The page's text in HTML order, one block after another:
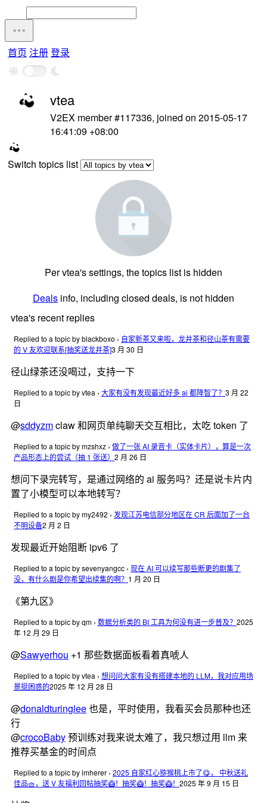
首页 注册登录
vtea
V2EX member #117336, joined on 2015-05-17
16:41:09 +08:00
Switch topics list
Per vtea's settings, the topics list is hidden
Deals info, including closed deals, is not hidden
vtea's recent replies
Replied to a topic by blackboxo › 自家新茶又来啦，龙井茶和径山茶有需要
的 V 友欢迎联系[抽奖送龙井茶]3 月 30 日
径山绿茶还没喝过，支持一下
Replied to a topic by vtea › 大家有没有发现最近好多 ai 都降智了？ 3 月 22
日
@sddyzmclaw 和网页单纯聊天交互相比，太吃 token 了
Replied to a topic by mzshxz › 做了一张 AI 录音卡（实体卡片），算是一次
产品形态上的尝试（抽 1 张送） 2 月 26 日
想问下录完转写，是通过网络的 ai 服务吗？还是说卡片内
置了小模型可以本地转写？
Replied to a topic by my2492 › 发现江苏电信部分地区在 CR 后面加了一台
不明设备2 月 2 日
发现最近开始阻断 ipv6 了
Replied to a topic by sevenyangcc › 现在 AI 可以续写那些断更的剧集了
没，有什么剧是你希望出续集的啊？ 1 月 20 日
《第九区》
Replied to a topic by qm › 数据分析类的 BI 工具为何没有进一步普及？ 2025
年 12 月 29 日
@Sawyerhou +1 那些数据面板看着真唬人
Replied to a topic by vtea › 想问问大家有没有搭建本地的 LLM，我对应用场
景挺困惑的2025 年 12 月 28 日
@donaldturinglee也是，平时使用，我看买会员那种也还
行
@crocoBaby预训练对我来说太难了，我只想过用 llm 来
推荐买基金的时间点
Replied to a topic by imherer › 2025 自家红心猕猴桃上市了😋， 中秋送礼
佳品🧺，送 V 友福利回帖抽奖🥝！抽奖🥝！抽奖🥝！ 2025 年 9 月 15 日